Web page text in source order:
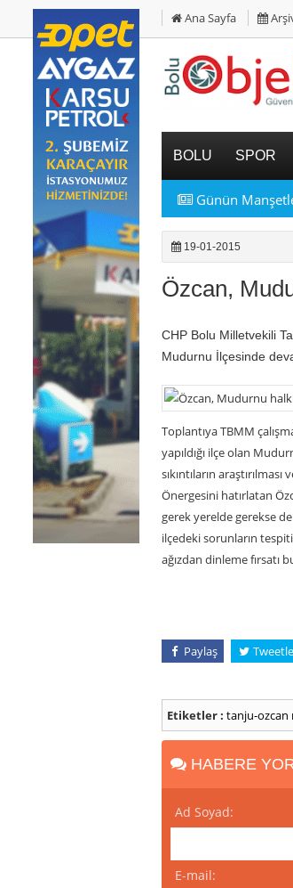
Ana Sayfa
BOLU SPOR
Günün
19-01-2015
Özcan,
CHP Bolu Milletvekili
Mudurnu İlçesinde
Toplantıya TBMM
yapıldığı ilçe olan
sıkıntıların
Önergesini hatırlatan
gerek yerelde gerekse de
ilçedeki sorunların
ağızdan dinleme fırsatı
Paylaş Tweetle
Etiketler : tanju-ozcan
HABERE
Ad Soyad:
E-mail: